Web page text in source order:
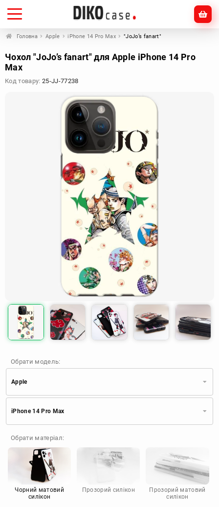
Головна Apple iPhone 14 Pro Max "JoJo’s fanart"
Чохол "JoJo’s fanart" для Apple iPhone 14 Pro
Max
Код товару: 25-JJ-77238
Обрати модель:
Apple
Apple
Huawei
TECNO
Google
Doogee
Infinix
Sony
Motorola
iPhone 14 Pro Max
Обрати матеріал:
Чорний матовий
силікон
Прозорий силікон
Прозорий матовий
силікон